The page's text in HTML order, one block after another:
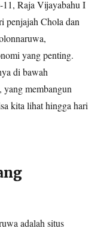
11, Raja Vijayabahu I
penjajah Chola dan
yang penting.
di bawah
yang membangun
kita lihat hingga hari
adalah situs